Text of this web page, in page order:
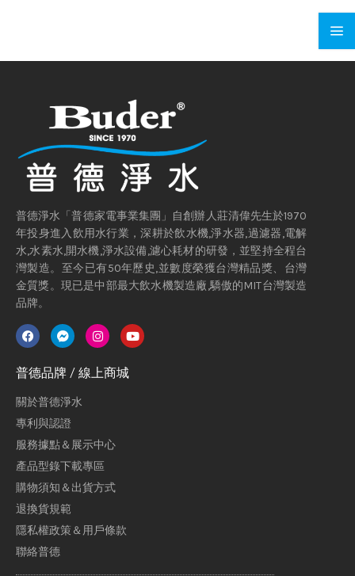
普德淨水「普德家電事業集團」自創辦人莊清偉先生於1970
年投身進入飲用水行業，深耕於飲水機,淨水器,過濾器,電解
水,水素水,開水機,淨水設備,濾心耗材的研發，並堅持全程台
灣製造。至今已有50年歷史,並數度榮獲台灣精品獎、台灣
金質獎。現已是中部最大飲水機製造廠,驕傲的MIT台灣製造
品牌。
普德品牌 / 線上商城
關於普德淨水
專利與認證
服務據點＆展示中心
產品型錄下載專區
購物須知＆出貨方式
退換貨規範
隱私權政策＆用戶條款
聯絡普德